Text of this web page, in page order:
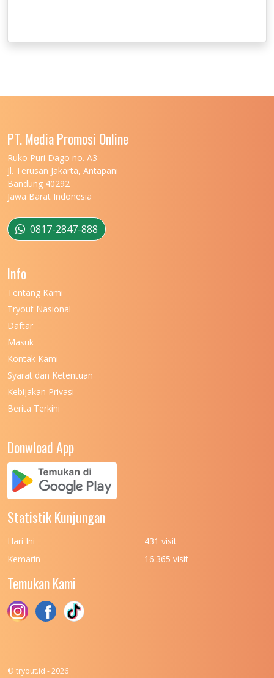
UNIVERSITAS JEMBER
UNIVERSITAS MALIKUSSALEH
UNIVERSITAS MARITIM RAJA ALI HAJI
UNIVERSITAS MATARAM
UNIVERSITAS MULAWARMAN
UNIVERSITAS MUSAMUS
UNIVERSITAS NEGERI KHAIRUN
UNIVERSITAS NEGERI MANADO
UNIVERSITAS NEGERI MEDAN
UNIVERSITAS NEGERI PADANG
UNIVERSITAS NUSA CENDANA
UNIVERSITAS PADJADJARAN
UNIVERSITAS PATTIMURA
(UPN) VETERAN JAKARTA
UNIVERSITAS PEMBANGUNAN NASIONAL
(UPN) VETERAN JAWA TIMUR
UNIVERSITAS PEMBANGUNAN NASIONAL
PT. Media Promosi Online
Ruko Puri Dago no. A3
Jl. Terusan Jakarta, Antapani
Bandung 40292
Jawa Barat Indonesia
0817-2847-888
Info
Tentang Kami
Tryout Nasional
Daftar
Masuk
Kontak Kami
Syarat dan Ketentuan
Kebijakan Privasi
Berita Terkini
Donwload App
Statistik Kunjungan
Hari Ini
431 visit
Kemarin
16.365 visit
Temukan Kami
© tryout.id - 2026